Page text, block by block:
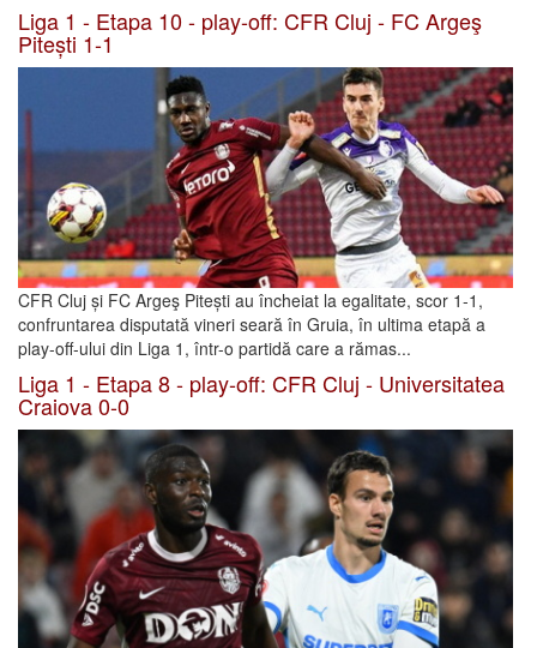
Liga 1 - Etapa 10 - play-off: CFR Cluj - FC Argeş
Pitești 1-1
CFR Cluj și FC Argeş Pitești au încheiat la egalitate, scor 1-1,
confruntarea disputată vineri seară în Gruia, în ultima etapă a
play-off-ului din Liga 1, într-o partidă care a rămas...
Liga 1 - Etapa 8 - play-off: CFR Cluj - Universitatea
Craiova 0-0